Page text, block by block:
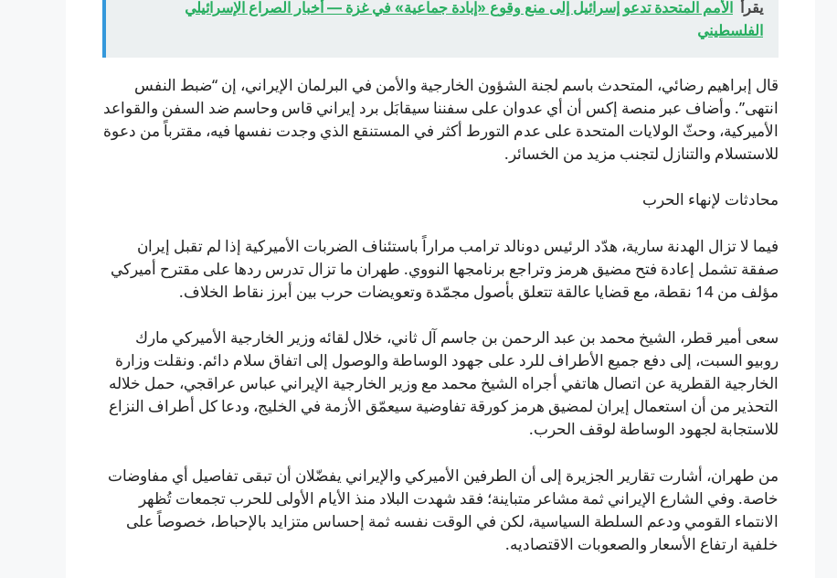
يقرأ الأمم المتحدة تدعو إسرائيل إلى منع وقوع «إبادة جماعية» في غزة — أخبار الصراع الإسرائيلي
الفلسطيني
قال إبراهيم رضائي، المتحدث باسم لجنة الشؤون الخارجية والأمن في البرلمان الإيراني، إن “ضبط النفس
انتهى”. وأضاف عبر منصة إكس أن أي عدوان على سفننا سيقابَل برد إيراني قاس وحاسم ضد السفن والقواعد
الأميركية، وحثّ الولايات المتحدة على عدم التورط أكثر في المستنقع الذي وجدت نفسها فيه، مقترباً من دعوة
للاستسلام والتنازل لتجنب مزيد من الخسائر.
محادثات لإنهاء الحرب
فيما لا تزال الهدنة سارية، هدّد الرئيس دونالد ترامب مراراً باستئناف الضربات الأميركية إذا لم تقبل إيران
صفقة تشمل إعادة فتح مضيق هرمز وتراجع برنامجها النووي. طهران ما تزال تدرس ردها على مقترح أميركي
مؤلف من 14 نقطة، مع قضايا عالقة تتعلق بأصول مجمّدة وتعويضات حرب بين أبرز نقاط الخلاف.
سعى أمير قطر، الشيخ محمد بن عبد الرحمن بن جاسم آل ثاني، خلال لقائه وزير الخارجية الأميركي مارك
روبيو السبت، إلى دفع جميع الأطراف للرد على جهود الوساطة والوصول إلى اتفاق سلام دائم. ونقلت وزارة
الخارجية القطرية عن اتصال هاتفي أجراه الشيخ محمد مع وزير الخارجية الإيراني عباس عراقجي، حمل خلاله
التحذير من أن استعمال إيران لمضيق هرمز كورقة تفاوضية سيعمّق الأزمة في الخليج، ودعا كل أطراف النزاع
للاستجابة لجهود الوساطة لوقف الحرب.
من طهران، أشارت تقارير الجزيرة إلى أن الطرفين الأميركي والإيراني يفضّلان أن تبقى تفاصيل أي مفاوضات
خاصة. وفي الشارع الإيراني ثمة مشاعر متباينة؛ فقد شهدت البلاد منذ الأيام الأولى للحرب تجمعات تُظهر
الانتماء القومي ودعم السلطة السياسية، لكن في الوقت نفسه ثمة إحساس متزايد بالإحباط، خصوصاً على
خلفية ارتفاع الأسعار والصعوبات الاقتصاديه.